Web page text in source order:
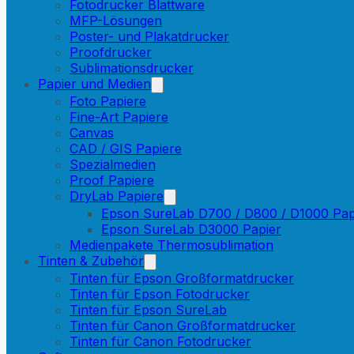
Fotodrucker Blattware
MFP-Lösungen
Poster- und Plakatdrucker
Proofdrucker
Sublimationsdrucker
Papier und Medien
Foto Papiere
Fine-Art Papiere
Canvas
CAD / GIS Papiere
Spezialmedien
Proof Papiere
DryLab Papiere
Epson SureLab D700 / D800 / D1000
Epson SureLab D3000 Papier
Medienpakete Thermosublimation
Tinten & Zubehör
Tinten für Epson Großformatdrucker
Tinten für Epson Fotodrucker
Tinten für Epson SureLab
Tinten für Canon Großformatdrucker
Tinten für Canon Fotodrucker